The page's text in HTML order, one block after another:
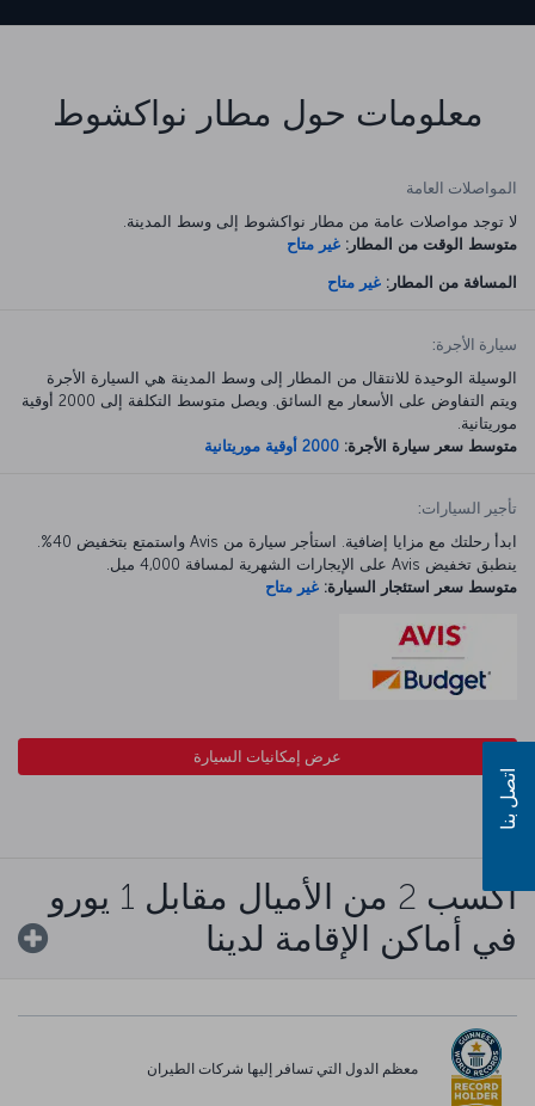
معلومات حول مطار نواكشوط
المواصلات العامة
لا توجد مواصلات عامة من مطار نواكشوط إلى وسط المدينة.
متوسط الوقت من المطار: غير متاح
المسافة من المطار: غير متاح
سيارة الأجرة:
الوسيلة الوحيدة للانتقال من المطار إلى وسط المدينة هي السيارة الأجرة
ويتم التفاوض على الأسعار مع السائق. ويصل متوسط التكلفة إلى 2000 أوقية
موريتانية.
متوسط سعر سيارة الأجرة: 2000 أوقية موريتانية
تأجير السيارات:
ابدأ رحلتك مع مزايا إضافية. استأجر سيارة من Avis واستمتع بتخفيض 40%.
ينطبق تخفيض Avis على الإيجارات الشهرية لمسافة 4,000 ميل.
متوسط سعر استئجار السيارة: غير متاح
عرض إمكانيات السيارة
اكسب 2 من الأميال مقابل 1 يورو
في أماكن الإقامة لدينا
معظم الدول التي تسافر إليها شركات الطيران
اتصل بنا